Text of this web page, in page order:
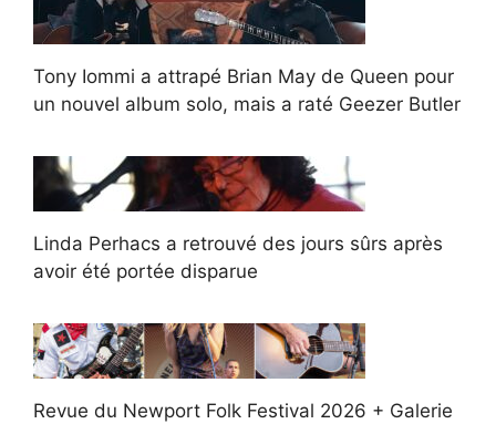
Tony Iommi a attrapé Brian May de Queen pour
un nouvel album solo, mais a raté Geezer Butler
Linda Perhacs a retrouvé des jours sûrs après
avoir été portée disparue
Revue du Newport Folk Festival 2026 + Galerie